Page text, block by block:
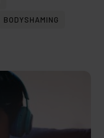
BODYSHAMING